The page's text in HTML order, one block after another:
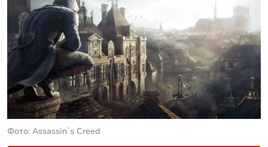
Фото: Assassinʼs Creed